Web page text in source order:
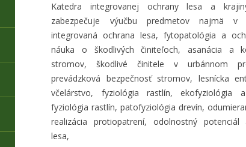
Katedra integrovanej ochrany lesa a
zabezpečuje výučbu predmetov najmä v
integrovaná ochrana lesa, fytopatológia a
náuka o škodlivých činiteľoch, asanácia a
stromov, škodlivé činitele v urbánnom
prevádzková bezpečnosť stromov, lesnícka
včelárstvo, fyziológia rastlín, ekofyziológia
fyziológia rastlín, patofyziológia drevín,
realizácia protiopatrení, odolnostný potenciál
lesa,